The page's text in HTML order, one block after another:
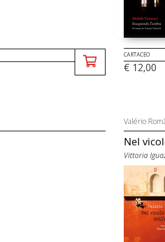
CARTACEO
€ 12,00
Valério
Nel
Vittoria